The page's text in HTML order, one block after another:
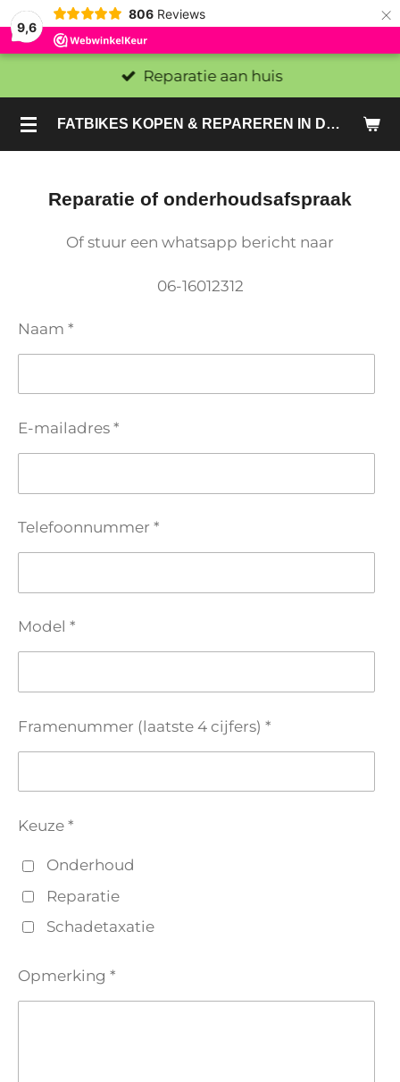
9,6
806 Reviews ×
FATBIKES KOPEN & REPAREREN IN DEN HAAG EN ZOETERMEER - SACHE BIKES
Reparatie aan huis
Reparatie of onderhoudsafspraak
Of stuur een whatsapp bericht naar
06-16012312
Naam *
E-mailadres *
Telefoonnummer *
Model *
Framenummer (laatste 4 cijfers) *
Keuze *
Onderhoud
Reparatie
Schadetaxatie
Opmerking *